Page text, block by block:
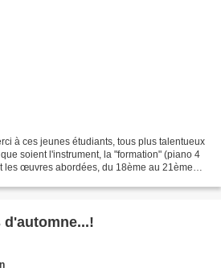
à ces jeunes étudiants, tous plus talentueux
soient l'instrument, la "formation" (piano 4
les œuvres abordées, du 18ème au 21ème